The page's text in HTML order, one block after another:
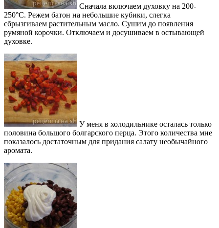
Сначала включаем духовку на 200-
250°С. Режем батон на небольшие кубики, слегка
сбрызгиваем растительным масло. Сушим до появления
румяной корочки. Отключаем и досушиваем в остывающей
духовке.
У меня в холодильнике осталась только
половина большого болгарского перца. Этого количества мне
показалось достаточным для придания салату необычайного
аромата.